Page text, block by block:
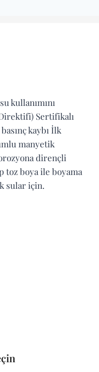
kullanımını
Sertifikalı
kaybı İlk
manyetik
dirençli
toz boya ile boyama
sular için.